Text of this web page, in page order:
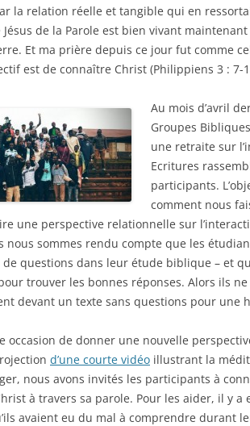
la relation réelle et tangible qui en
de la Parole est bien vivant
Et ma prière depuis ce jour fut comme
est de connaître Christ (Philippiens 3 : 7-
Au mois d’avril
Groupes
une retraite sur
Ecritures
participants.
comment nous
une perspective relationnelle sur
nous sommes rendu compte que les
questions dans leur étude biblique – et
trouver les bonnes réponses. Alors ils
devant un texte sans questions pour une
occasion de donner une nouvelle
d’une courte vidéo illustrant la
nous avons invités les participants à
à travers sa parole. Pour les aider, il y
avaient eu du mal à comprendre durant